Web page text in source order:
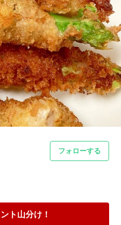
フォローする
ト山分け！